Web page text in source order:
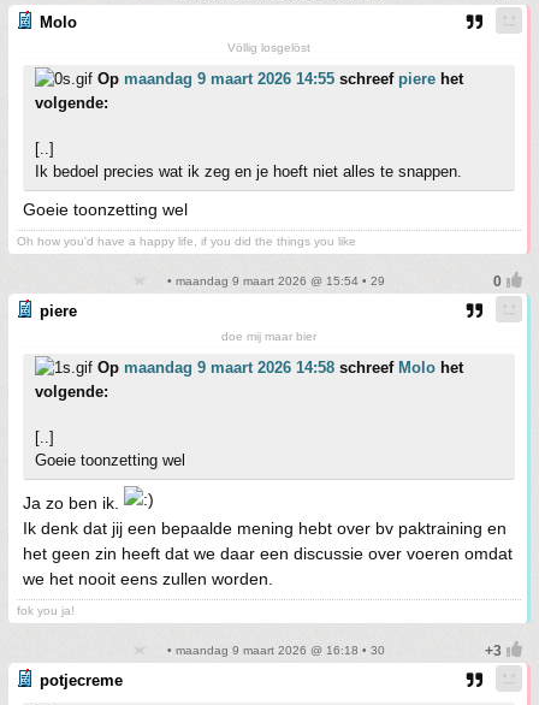
Molo
Völlig losgelöst
Op maandag 9 maart 2026 14:55 schreef piere het
volgende:
[..]
Ik bedoel precies wat ik zeg en je hoeft niet alles te snappen.
Goeie toonzetting wel
Oh how you'd have a happy life, if you did the things you like
• maandag 9 maart 2026 @ 15:54 • 29
piere
doe mij maar bier
Op maandag 9 maart 2026 14:58 schreef Molo het
volgende:
[..]
Goeie toonzetting wel
Ja zo ben ik.
Ik denk dat jij een bepaalde mening hebt over bv paktraining en
het geen zin heeft dat we daar een discussie over voeren omdat
we het nooit eens zullen worden.
fok you ja!
• maandag 9 maart 2026 @ 16:18 • 30
potjecreme